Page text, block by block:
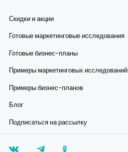
Скидки и акции
Готовые маркетинговые исследования
Готовые бизнес-планы
Примеры маркетинговых исследований
Примеры бизнес-планов
Блог
Подписаться на рассылку